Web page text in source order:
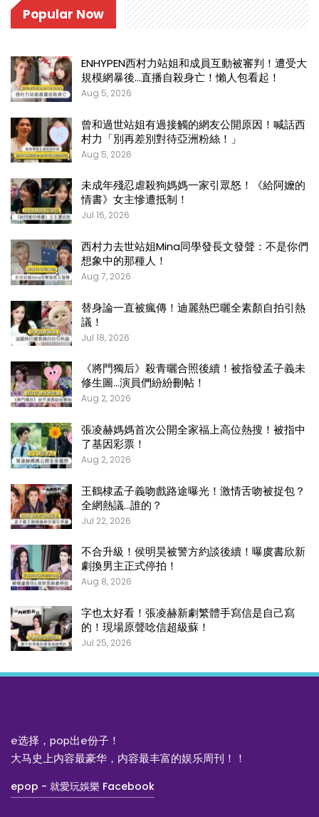
Popular Now
ENHYPEN西村力站姐和成員互動被審判！遭受大
規模網暴後…直播自殺身亡！懶人包看起！
Aug 5, 2026
曾和過世站姐有過接觸的網友公開原因！喊話西
村力「別再差別對待亞洲粉絲！」
Aug 5, 2026
未成年殘忍虐殺狗媽媽一家引眾怒！《給阿嬤的
情書》女主慘遭抵制！
Jul 16, 2026
西村力去世站姐Mina同學發長文發聲：不是你們
想象中的那種人！
Aug 7, 2026
替身論一直被瘋傳！迪麗熱巴曬全素顏自拍引熱
議！
Jul 18, 2026
《將門獨后》殺青曬合照後續！被指發孟子義未
修生圖…演員們紛紛刪帖！
Aug 2, 2026
張凌赫媽媽首次公開全家福上高位熱搜！被指中
了基因彩票！
Aug 2, 2026
王鶴棣孟子義吻戲路途曝光！激情舌吻被捉包？
全網熱議…誰的？
Jul 22, 2026
不合升級！侯明昊被警方約談後續！曝虞書欣新
劇換男主正式停拍！
Aug 8, 2026
字也太好看！張凌赫新劇繁體手寫信是自己寫
的！現場原聲唸信超級蘇！
Jul 25, 2026
e选择，pop出e份子！
大马史上内容最豪华，内容最丰富的娱乐周刊！！
epop - 就愛玩娛樂 Facebook